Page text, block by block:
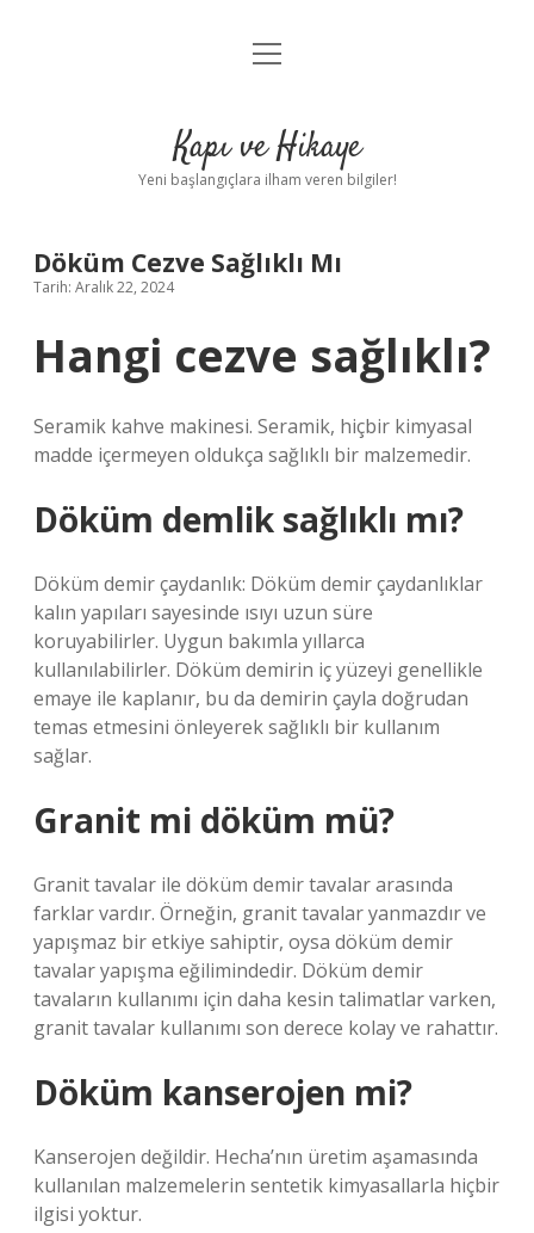
Anasayfa
Yasal Uyarı
menüyü
Kapı ve Hikaye
Yeni başlangıçlara ilham veren bilgiler!
Döküm Cezve Sağlıklı Mı
Tarih: Aralık 22, 2024
Hangi cezve sağlıklı?
Seramik kahve makinesi. Seramik, hiçbir kimyasal
madde içermeyen oldukça sağlıklı bir malzemedir.
Döküm demlik sağlıklı mı?
Döküm demir çaydanlık: Döküm demir çaydanlıklar
kalın yapıları sayesinde ısıyı uzun süre
koruyabilirler. Uygun bakımla yıllarca
kullanılabilirler. Döküm demirin iç yüzeyi genellikle
emaye ile kaplanır, bu da demirin çayla doğrudan
temas etmesini önleyerek sağlıklı bir kullanım
sağlar.
Granit mi döküm mü?
Granit tavalar ile döküm demir tavalar arasında
farklar vardır. Örneğin, granit tavalar yanmazdır ve
yapışmaz bir etkiye sahiptir, oysa döküm demir
tavalar yapışma eğilimindedir. Döküm demir
tavaların kullanımı için daha kesin talimatlar varken,
granit tavalar kullanımı son derece kolay ve rahattır.
Döküm kanserojen mi?
Kanserojen değildir. Hecha’nın üretim aşamasında
kullanılan malzemelerin sentetik kimyasallarla hiçbir
ilgisi yoktur.